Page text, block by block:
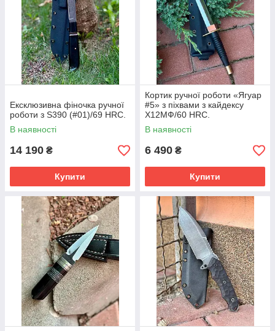
Ексклюзивна фіночка ручної
роботи з S390 (#01)/69 HRC.
В наявності
14 190 ₴
Купити
Кортик ручної роботи «Ягуар
#5» з піхвами з кайдексу
Х12МФ/60 HRC.
В наявності
6 490 ₴
Купити